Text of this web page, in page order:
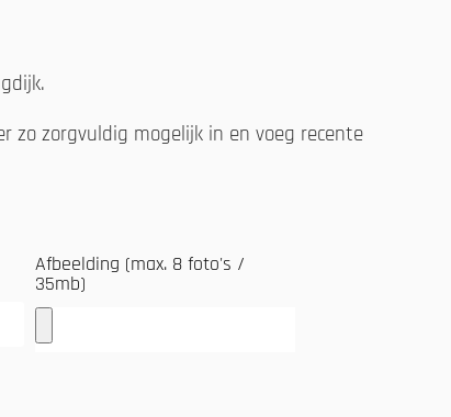
zo zorgvuldig mogelijk in en voeg recente
Afbeelding (max. 8 foto's /
35mb)